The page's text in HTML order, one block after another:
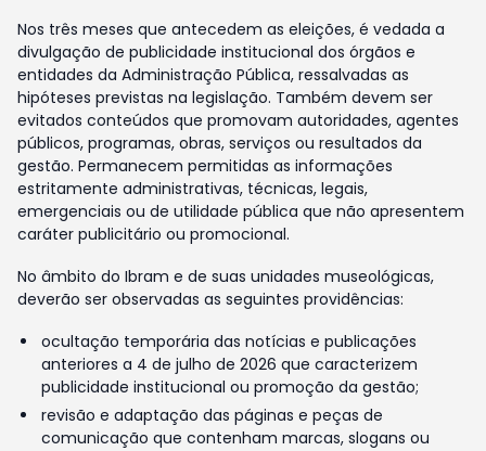
Nos três meses que antecedem as eleições, é vedada a
divulgação de publicidade institucional dos órgãos e
entidades da Administração Pública, ressalvadas as
hipóteses previstas na legislação. Também devem ser
evitados conteúdos que promovam autoridades, agentes
públicos, programas, obras, serviços ou resultados da
gestão. Permanecem permitidas as informações
estritamente administrativas, técnicas, legais,
emergenciais ou de utilidade pública que não apresentem
caráter publicitário ou promocional.
No âmbito do Ibram e de suas unidades museológicas,
deverão ser observadas as seguintes providências:
ocultação temporária das notícias e publicações
anteriores a 4 de julho de 2026 que caracterizem
publicidade institucional ou promoção da gestão;
revisão e adaptação das páginas e peças de
comunicação que contenham marcas, slogans ou